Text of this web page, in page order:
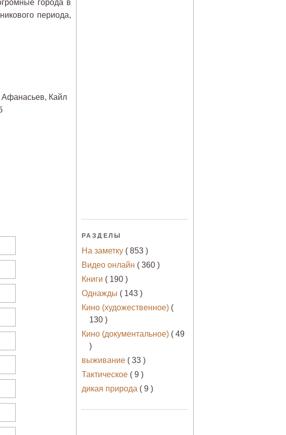
города в
периода,
Афанасьев, Кайл
РАЗДЕЛЫ
На заметку ( 853 )
Видео онлайн ( 360 )
Книги ( 190 )
Однажды ( 143 )
Кино (художественное) (
130 )
Кино (документальное) ( 49
)
выживание ( 33 )
Тактическое ( 9 )
дикая природа ( 9 )